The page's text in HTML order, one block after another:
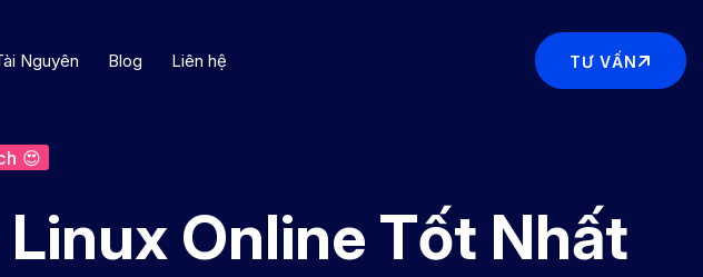
Nguyên Blog Liên hệ TƯ VẤN
😍
Online Tốt Nhất